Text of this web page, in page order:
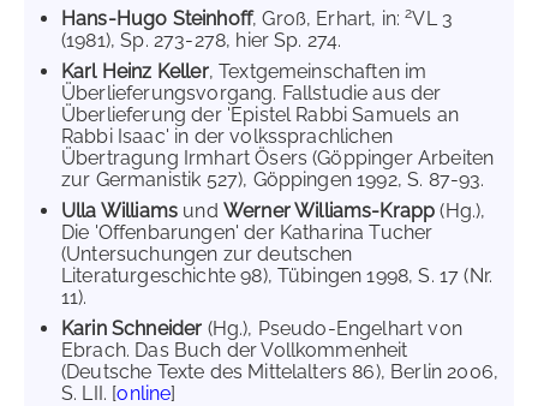
Hans-Hugo Steinhoff, Groß, Erhart, in:2VL 3
(1981), Sp. 273-278, hier Sp. 274.
Karl Heinz Keller, Textgemeinschaften im
Überlieferungsvorgang. Fallstudie aus der
Überlieferung der 'Epistel Rabbi Samuels an
Rabbi Isaac' in der volkssprachlichen
Übertragung Irmhart Ösers (Göppinger Arbeiten
zur Germanistik 527), Göppingen 1992, S. 87-93.
Ulla Williams und Werner Williams-Krapp(Hg.),
Die 'Offenbarungen' der Katharina Tucher
(Untersuchungen zur deutschen
Literaturgeschichte 98), Tübingen 1998, S. 17 (Nr.
11).
Karin Schneider (Hg.), Pseudo-Engelhart von
Ebrach. Das Buch der Vollkommenheit
(Deutsche Texte des Mittelalters 86), Berlin 2006,
S. LII. [online]